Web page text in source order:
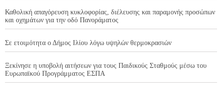
Καθολική απαγόρευση κυκλοφορίας, διέλευσης και παραμονής προσώπων
και οχημάτων για την οδό Πανοράματος
Σε ετοιμότητα ο Δήμος Ιλίου λόγω υψηλών θερμοκρασιών
Ξεκίνησε η υποβολή αιτήσεων για τους Παιδικούς Σταθμούς μέσω του
Ευρωπαϊκού Προγράμματος ΕΣΠΑ